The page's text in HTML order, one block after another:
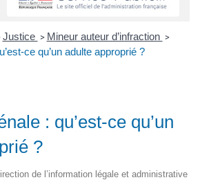
Justice > Mineur auteur d’infraction >
ce qu’un adulte approprié ?
: qu’est-ce qu’un
?
de l’information légale et administrative